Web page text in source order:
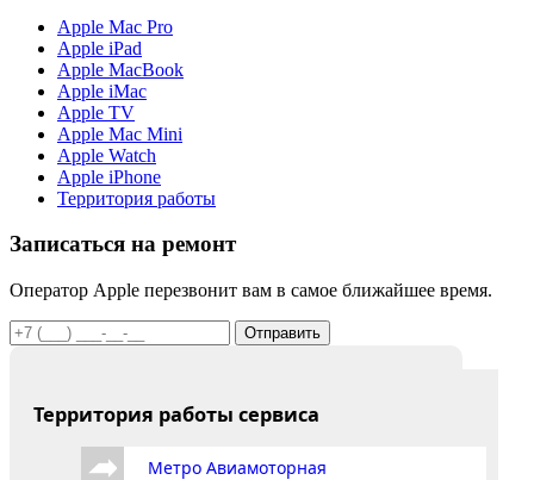
Apple Mac Pro
Apple iPad
Apple MacBook
Apple iMac
Apple TV
Apple Mac Mini
Apple Watch
Apple iPhone
Территория работы
Записаться на ремонт
Оператор Apple перезвонит вам в самое ближайшее время.
Отправить
Территория работы сервиса
Метро Авиамоторная